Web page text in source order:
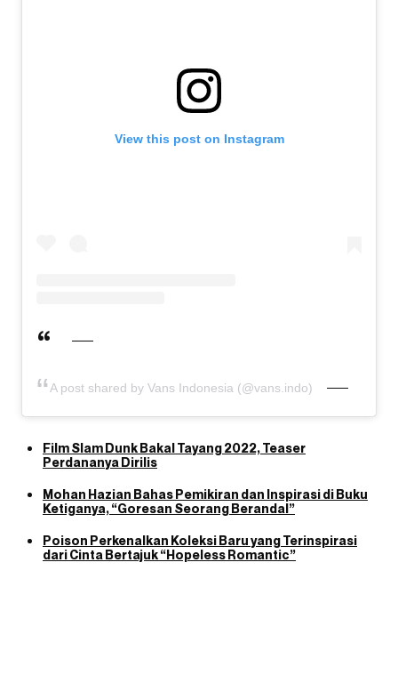
View this post on Instagram
A post shared by Vans Indonesia (@vans.indo)
Film Slam Dunk Bakal Tayang 2022, Teaser
Perdananya Dirilis
Mohan Hazian Bahas Pemikiran dan Inspirasi di Buku
Ketiganya, “Goresan Seorang Berandal”
Poison Perkenalkan Koleksi Baru yang Terinspirasi
dari Cinta Bertajuk “Hopeless Romantic”